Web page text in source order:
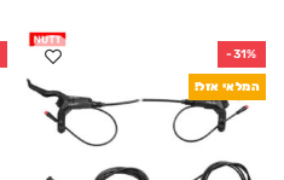
-31%
המלאי אזל!